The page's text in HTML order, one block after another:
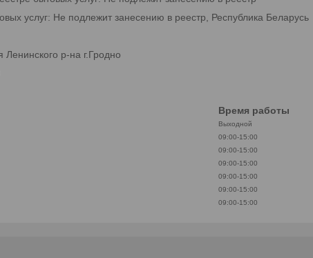
услуг: Не подлежит занесению в реестр, Республика Беларусь
р-на г.Гродно
Время работы
Выходной
09:00-15:00
09:00-15:00
09:00-15:00
09:00-15:00
09:00-15:00
09:00-15:00